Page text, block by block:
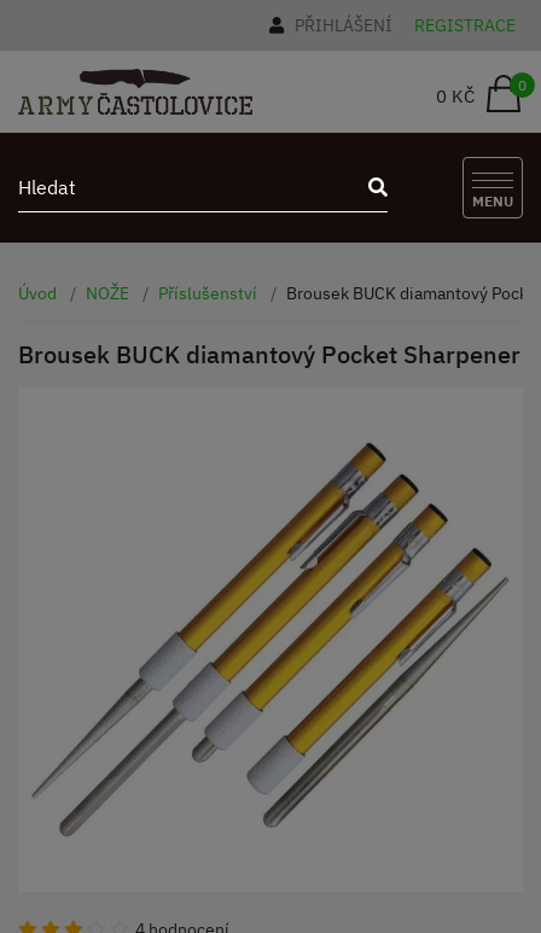
PŘIHLÁŠENÍ REGISTRACE
0 KČ 0
MENU
Úvod NOŽE Příslušenství Brousek BUCK diamantový
Brousek BUCK diamantový Pocket Sharpener